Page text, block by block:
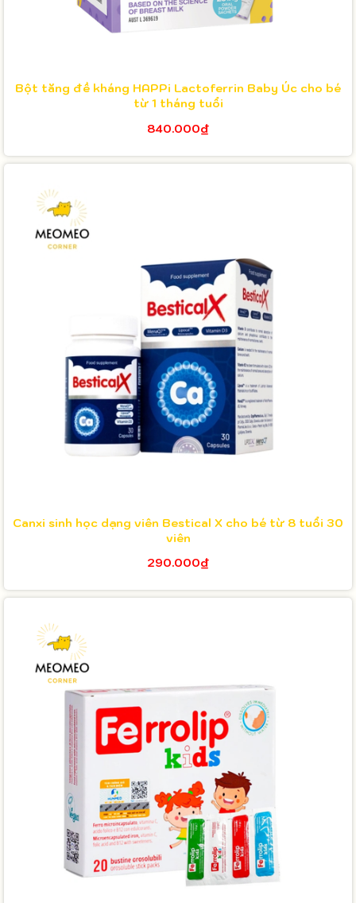
Bột tăng đề kháng HAPPi Lactoferrin Baby Úc cho bé
từ 1 tháng tuổi
840.000₫
Canxi sinh học dạng viên Bestical X cho bé từ 8 tuổi 30
viên
290.000₫